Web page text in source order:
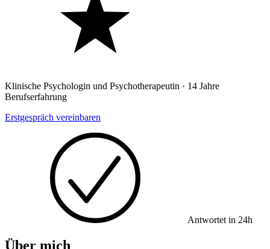
Klinische Psychologin und Psychotherapeutin · 14 Jahre
Berufserfahrung
Erstgespräch vereinbaren
Antwortet in 24h
Über mich